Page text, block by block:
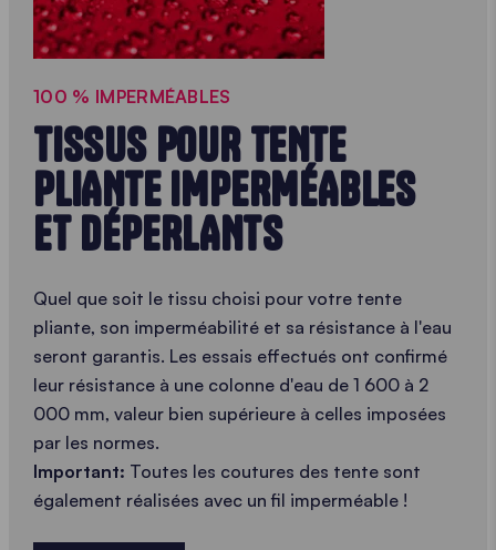
100 % IMPERMÉABLES
TISSUS POUR TENTE
PLIANTE IMPERMÉABLES
ET DÉPERLANTS
Quel que soit le tissu choisi pour votre tente
pliante, son imperméabilité et sa résistance à l'eau
seront garantis. Les essais effectués ont confirmé
leur résistance à une colonne d'eau de 1 600 à 2
000 mm, valeur bien supérieure à celles imposées
par les normes.
Important: Toutes les coutures des tente sont
également réalisées avec un fil imperméable !